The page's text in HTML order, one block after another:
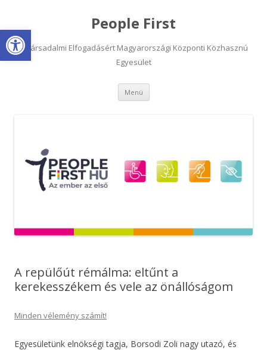
Eszköztár megnyitásaPeople First
A Társadalmi Elfogadásért Magyarországi Központi Közhasznú
Egyesület
Menü Kilépés
tartalomba
A repülőút rémálma: eltűnt a
kerekesszékem és vele az önállóságom
Minden vélemény számít!
Egyesületünk elnökségi tagja, Borsodi Zoli nagy utazó, és